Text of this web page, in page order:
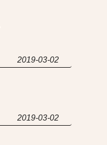
2019-03-02
2019-03-02